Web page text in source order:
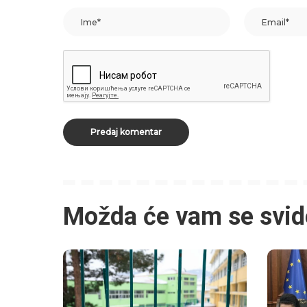
Možda će vam se